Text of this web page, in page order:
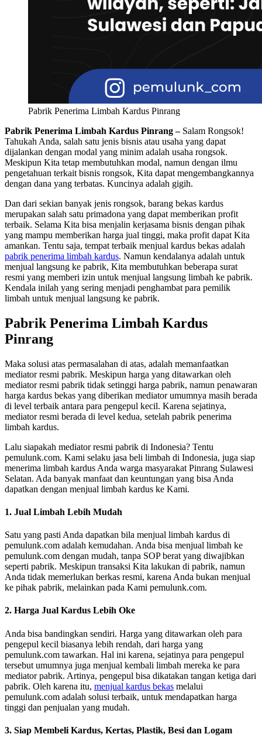
Pabrik Penerima Limbah Kardus Pinrang
Pabrik Penerima Limbah Kardus Pinrang – Salam Rongsok!
Tahukah Anda, salah satu jenis bisnis atau usaha yang dapat
dijalankan dengan modal yang minim adalah usaha rongsok.
Meskipun Kita tetap membutuhkan modal, namun dengan ilmu
pengetahuan terkait bisnis rongsok, Kita dapat mengembangkannya
dengan dana yang terbatas. Kuncinya adalah gigih.
Dan dari sekian banyak jenis rongsok, barang bekas kardus
merupakan salah satu primadona yang dapat memberikan profit
terbaik. Selama Kita bisa menjalin kerjasama bisnis dengan pihak
yang mampu memberikan harga jual tinggi, maka profit dapat Kita
amankan. Tentu saja, tempat terbaik menjual kardus bekas adalah
pabrik penerima limbah kardus. Namun kendalanya adalah untuk
menjual langsung ke pabrik, Kita membutuhkan beberapa surat
resmi yang memberi izin untuk menjual langsung limbah ke pabrik.
Kendala inilah yang sering menjadi penghambat para pemilik
limbah untuk menjual langsung ke pabrik.
Pabrik Penerima Limbah Kardus
Pinrang
Maka solusi atas permasalahan di atas, adalah memanfaatkan
mediator resmi pabrik. Meskipun harga yang ditawarkan oleh
mediator resmi pabrik tidak setinggi harga pabrik, namun penawaran
harga kardus bekas yang diberikan mediator umumnya masih berada
di level terbaik antara para pengepul kecil. Karena sejatinya,
mediator resmi berada di level kedua, setelah pabrik penerima
limbah kardus.
Lalu siapakah mediator resmi pabrik di Indonesia? Tentu
pemulunk.com. Kami selaku jasa beli limbah di Indonesia, juga siap
menerima limbah kardus Anda warga masyarakat Pinrang Sulawesi
Selatan. Ada banyak manfaat dan keuntungan yang bisa Anda
dapatkan dengan menjual limbah kardus ke Kami.
1. Jual Limbah Lebih Mudah
Satu yang pasti Anda dapatkan bila menjual limbah kardus di
pemulunk.com adalah kemudahan. Anda bisa menjual limbah ke
pemulunk.com dengan mudah, tanpa SOP berat yang diwajibkan
seperti pabrik. Meskipun transaksi Kita lakukan di pabrik, namun
Anda tidak memerlukan berkas resmi, karena Anda bukan menjual
ke pihak pabrik, melainkan pada Kami pemulunk.com.
2. Harga Jual Kardus Lebih Oke
Anda bisa bandingkan sendiri. Harga yang ditawarkan oleh para
pengepul kecil biasanya lebih rendah, dari harga yang
pemulunk.com tawarkan. Hal ini karena, sejatinya para pengepul
tersebut umumnya juga menjual kembali limbah mereka ke para
mediator pabrik. Artinya, pengepul bisa dikatakan tangan ketiga dari
pabrik. Oleh karena itu, menjual kardus bekas melalui
pemulunk.com adalah solusi terbaik, untuk mendapatkan harga
tinggi dan penjualan yang mudah.
3. Siap Membeli Kardus, Kertas, Plastik, Besi dan Logam